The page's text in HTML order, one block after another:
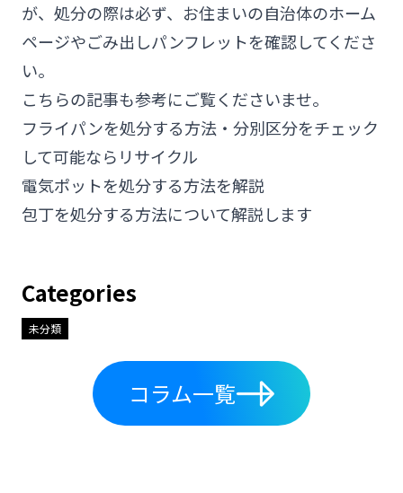
が、処分の際は必ず、お住まいの自治体のホーム
ページやごみ出しパンフレットを確認してくださ
い。
こちらの記事も参考にご覧くださいませ。
フライパンを処分する方法・分別区分をチェック
して可能ならリサイクル
電気ポットを処分する方法を解説
包丁を処分する方法について解説します
Categories
未分類
コラム一覧